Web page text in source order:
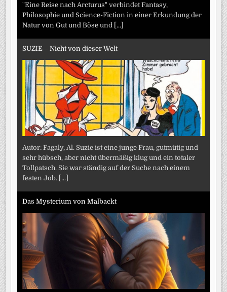
"Eine Reise nach Arcturus" verbindet Fantasy,
Philosophie und Science-Fiction in einer Erkundung der
Natur von Gut und Böse und [...]
SUZIE – Nicht von dieser Welt
Autor: Fagaly, Al. Suzie ist eine junge Frau, gutmütig und
sehr hübsch, aber nicht übermäßig klug und ein totaler
Tollpatsch. Sie war ständig auf der Suche nach einem
festen Job. [...]
Das Mysterium von Malbackt